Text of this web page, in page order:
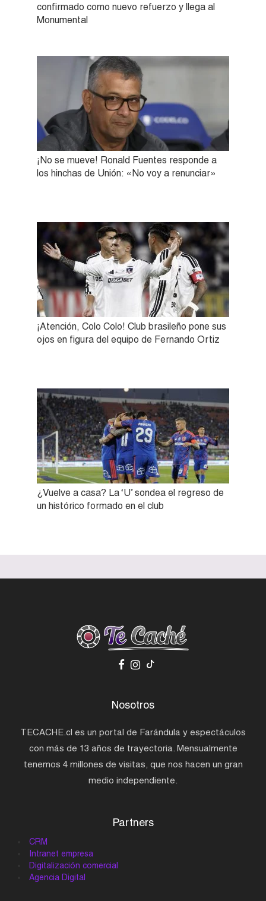
confirmado como nuevo refuerzo y llega al
Monumental
¡No se mueve! Ronald Fuentes responde a
los hinchas de Unión: «No voy a renunciar»
¡Atención, Colo Colo! Club brasileño pone sus
ojos en figura del equipo de Fernando Ortiz
¿Vuelve a casa? La ‘U’ sondea el regreso de
un histórico formado en el club
Nosotros
TECACHE.cl es un portal de Farándula y espectáculos
con más de 13 años de trayectoria. Mensualmente
tenemos 4 millones de visitas, que nos hacen un gran
medio independiente.
Partners
CRM
Intranet empresa
Digitalización comercial
Agencia Digital